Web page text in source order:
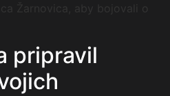
Žarnovica, aby bojovali o
pripravil